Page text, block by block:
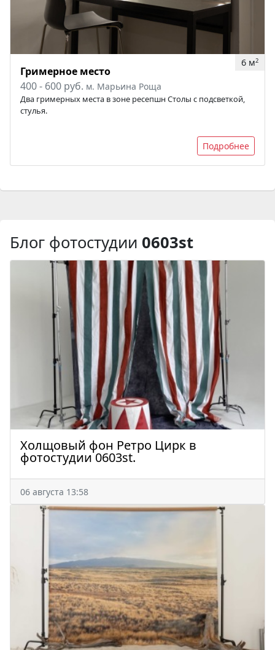
6 м2
Гримерное место
400 - 600 руб. м. Марьина Роща
Два гримерных места в зоне ресепшн Столы с подсветкой,
стулья.
Подробнее
Блог фотостудии 0603st
Холщовый фон Ретро Цирк в
фотостудии 0603st.
06 августа 13:58